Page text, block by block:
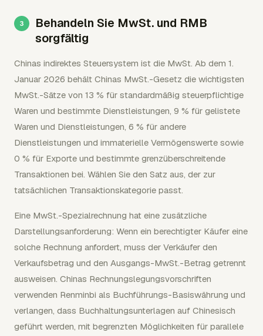
Behandeln Sie MwSt. und RMB
sorgfältig
Chinas indirektes Steuersystem ist die MwSt. Ab dem 1.
Januar 2026 behält Chinas MwSt.-Gesetz die wichtigsten
MwSt.-Sätze von 13 % für standardmäßig steuerpflichtige
Waren und bestimmte Dienstleistungen, 9 % für gelistete
Waren und Dienstleistungen, 6 % für andere
Dienstleistungen und immaterielle Vermögenswerte sowie
0 % für Exporte und bestimmte grenzüberschreitende
Transaktionen bei. Wählen Sie den Satz aus, der zur
tatsächlichen Transaktionskategorie passt.
Eine MwSt.-Spezialrechnung hat eine zusätzliche
Darstellungsanforderung: Wenn ein berechtigter Käufer eine
solche Rechnung anfordert, muss der Verkäufer den
Verkaufsbetrag und den Ausgangs-MwSt.-Betrag getrennt
ausweisen. Chinas Rechnungslegungsvorschriften
verwenden Renminbi als Buchführungs-Basiswährung und
verlangen, dass Buchhaltungsunterlagen auf Chinesisch
geführt werden, mit begrenzten Möglichkeiten für parallele